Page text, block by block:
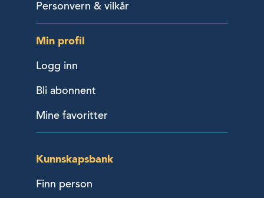
Personvern & vilkår
Min profil
Logg inn
Bli abonnent
Mine favoritter
Kunnskapsbank
Finn person